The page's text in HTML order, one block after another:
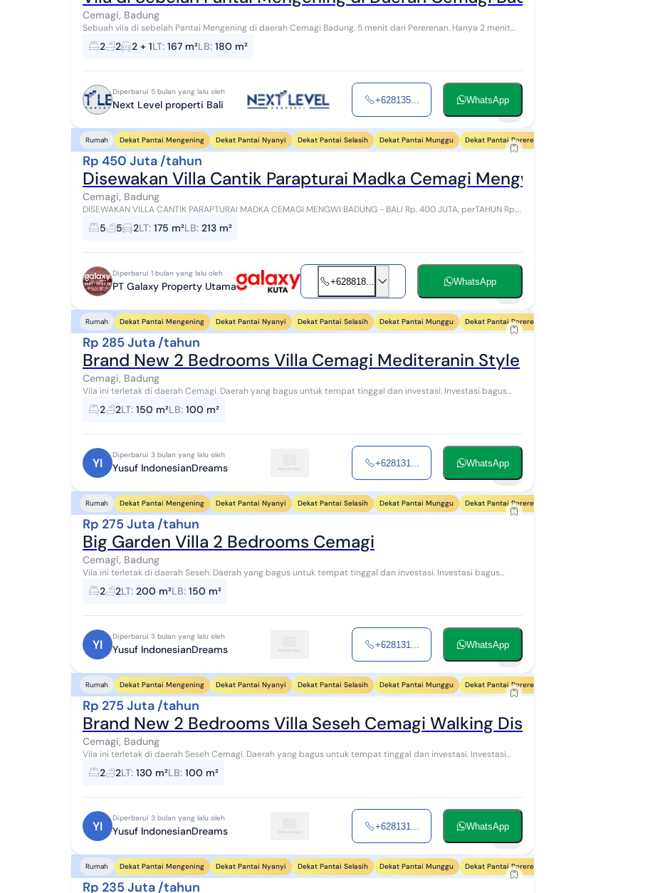
Cemagi, Badung
Sebuah vila di sebelah Pantai Mengening di daerah Cemagi Badung. 5 menit dari Pererenan. Hanya 2 menit
berjalan kaki ke pantai. Vila ini memiliki d...
2 2 2 + 1LT: 167 m²LB: 180 m²
Diperbarui 5 bulan yang lalu oleh
Next Level properti Bali +628135... WhatsApp
Rumah Dekat Pantai Mengening Dekat Pantai Nyanyi Dekat Pantai Selasih Dekat Pantai Munggu Dekat Pantai Pererenan
Rp 450 Juta /tahun
Disewakan Villa Cantik Parapturai Madka Cemagi Mengwi Badung - Bali
Cemagi, Badung
DISEWAKAN VILLA CANTIK PARAPTURAI MADKA CEMAGI MENGWI BADUNG - BALI Rp. 400 JUTA, perTAHUN Rp.
35O JUTA perTAHUN, MINIMAL (2 TAHUN) Rp. 300 JUTA ...
5 5 2LT: 175 m²LB: 213 m²
Diperbarui 1 bulan yang lalu oleh
PT Galaxy Property Utama +628818... WhatsApp
Rumah Dekat Pantai Mengening Dekat Pantai Nyanyi Dekat Pantai Selasih Dekat Pantai Munggu Dekat Pantai Pererenan
Rp 285 Juta /tahun
Brand New 2 Bedrooms Villa Cemagi Mediteranin Style
Cemagi, Badung
Vila ini terletak di daerah Cemagi. Daerah yang bagus untuk tempat tinggal dan investasi. Investasi bagus
2 2LT: 150 m²LB: 100 m²
YI
Diperbarui 3 bulan yang lalu oleh
Yusuf IndonesianDreams +628131... WhatsApp
Rumah Dekat Pantai Mengening Dekat Pantai Nyanyi Dekat Pantai Selasih Dekat Pantai Munggu Dekat Pantai Pererenan
Rp 275 Juta /tahun
Big Garden Villa 2 Bedrooms Cemagi
Cemagi, Badung
Vila ini terletak di daerah Seseh. Daerah yang bagus untuk tempat tinggal dan investasi. Investasi bagus
2 2LT: 200 m²LB: 150 m²
YI
Diperbarui 3 bulan yang lalu oleh
Yusuf IndonesianDreams +628131... WhatsApp
Rumah Dekat Pantai Mengening Dekat Pantai Nyanyi Dekat Pantai Selasih Dekat Pantai Munggu Dekat Pantai Pererenan
Rp 275 Juta /tahun
Brand New 2 Bedrooms Villa Seseh Cemagi Walking Distance To The Beach
Cemagi, Badung
Vila ini terletak di daerah Seseh Cemagi. Daerah yang bagus untuk tempat tinggal dan investasi. Investasi
bagus untuk menyewakan vila jangka pendek...
2 2LT: 130 m²LB: 100 m²
YI
Diperbarui 3 bulan yang lalu oleh
Yusuf IndonesianDreams +628131... WhatsApp
Rumah Dekat Pantai Mengening Dekat Pantai Nyanyi Dekat Pantai Selasih Dekat Pantai Munggu Dekat Pantai Pererenan
Rp 235 Juta /tahun